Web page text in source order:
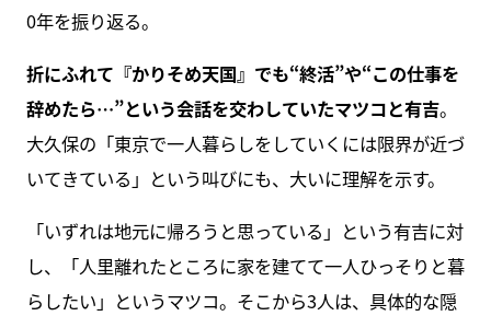
0年を振り返る。
折にふれて『かりそめ天国』でも“終活”や“この仕事を
辞めたら…”という会話を交わしていたマツコと有吉。
大久保の「東京で一人暮らしをしていくには限界が近づ
いてきている」という叫びにも、大いに理解を示す。
「いずれは地元に帰ろうと思っている」という有吉に対
し、「人里離れたところに家を建てて一人ひっそりと暮
らしたい」というマツコ。そこから3人は、具体的な隠